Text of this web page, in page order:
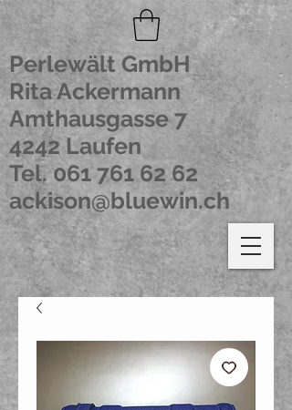
Perlewält GmbH
Rita Ackermann
Amthausgasse 7
4242 Laufen
Tel.061 761 62 62
ackison@bluewin.ch